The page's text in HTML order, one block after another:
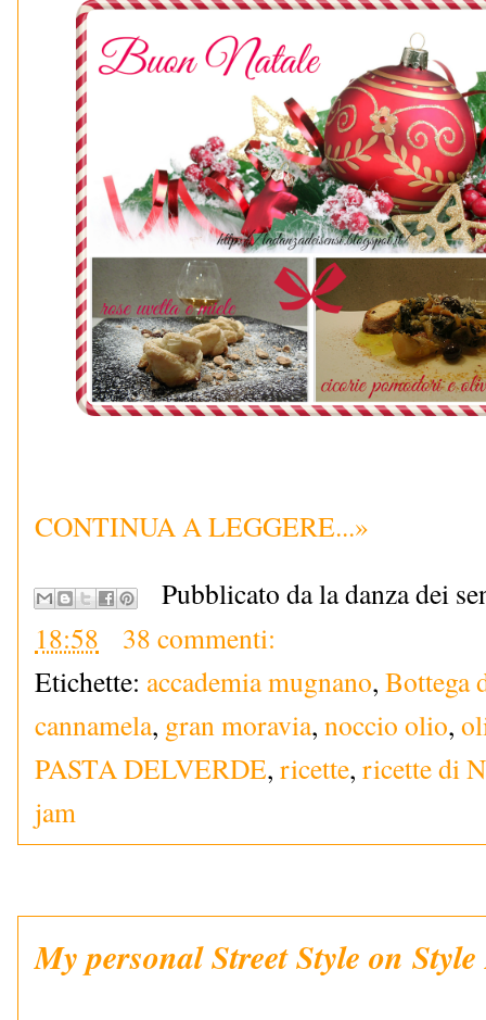
CONTINUA A LEGGERE...»
Pubblicato da la danza dei
18:58
38 commenti:
Etichette: accademia mugnano, Bottega
cannamela, gran moravia, noccio olio,
PASTA DELVERDE, ricette, ricette di
jam
My personal Street Style on